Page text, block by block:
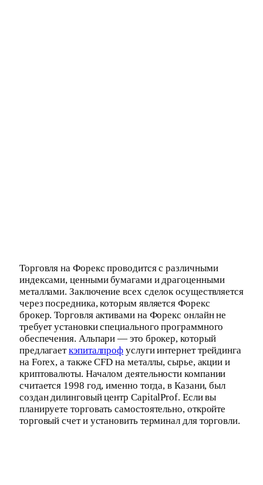
Торговля на Форекс проводится с различными
индексами, ценными бумагами и драгоценными
металлами. Заключение всех сделок осуществляется
через посредника, которым является Форекс
брокер. Торговля активами на Форекс онлайн не
требует установки специального программного
обеспечения. Альпари — это брокер, который
предлагаеткэпиталпроф услуги интернет трейдинга
на Forex, а также CFD на металлы, сырье, акции и
криптовалюты. Началом деятельности компании
считается 1998 год, именно тогда, в Казани, был
создан дилинговый центр CapitalProf. Если вы
планируете торговать самостоятельно, откройте
торговый счет и установить терминал для торговли.